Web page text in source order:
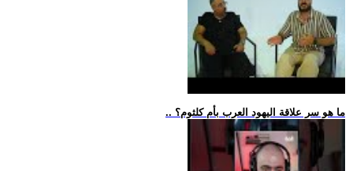
.. ما هو سر علاقة اليهود العرب بأم كلثوم؟